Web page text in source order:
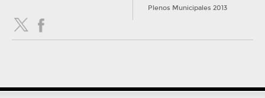
Plenos Municipales 2013